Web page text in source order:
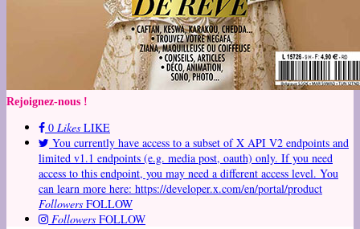
Rejoignez-nous !
0 Likes LIKE
You currently have access to a subset of X API V2 endpoints and
limited v1.1 endpoints (e.g. media post, oauth) only. If you need
access to this endpoint, you may need a different access level. You
can learn more here: https://developer.x.com/en/portal/product
Followers FOLLOW
Followers FOLLOW